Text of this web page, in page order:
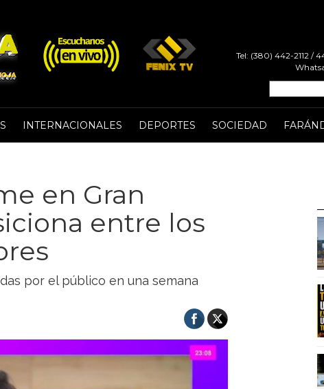
Tel: (380) 442-2112 /
INTERNACIONALES DEPORTES SOCIEDAD
en Gran
entre los
por el público en una semana